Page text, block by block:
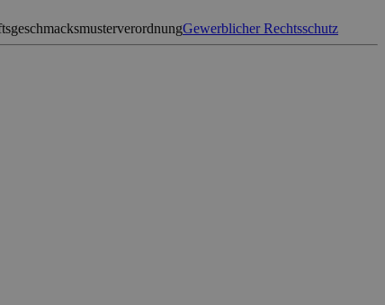
Gewerblicher Rechtsschutz